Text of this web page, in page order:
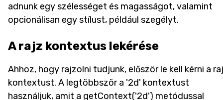
adnunk egy szélességet és magasságot, valamint
opcionálisan egy stílust, például szegélyt.
A rajz kontextus lekérése
Ahhoz, hogy rajzolni tudjunk, először le kell kérni a
kontextust. A legtöbbször a '2d' kontextust
használjuk, amit a getContext('2d') metódussal